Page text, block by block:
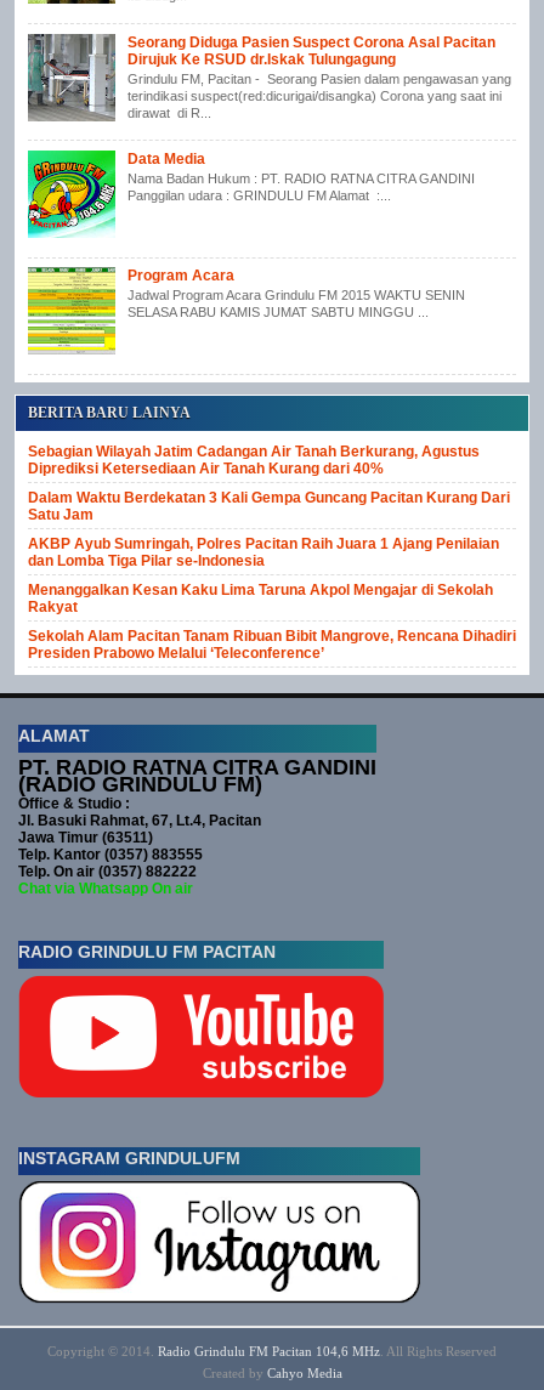
Seorang Diduga Pasien Suspect Corona Asal Pacitan
Dirujuk Ke RSUD dr.Iskak Tulungagung
Grindulu FM, Pacitan - Seorang Pasien dalam pengawasan yang
terindikasi suspect(red:dicurigai/disangka) Corona yang saat ini
dirawat di R...
Data Media
Nama Badan Hukum : PT. RADIO RATNA CITRA GANDINI
Panggilan udara : GRINDULU FM Alamat :...
Program Acara
Jadwal Program Acara Grindulu FM 2015 WAKTU SENIN
SELASA RABU KAMIS JUMAT SABTU MINGGU ...
BERITA BARU LAINYA
Sebagian Wilayah Jatim Cadangan Air Tanah Berkurang, Agustus
Diprediksi Ketersediaan Air Tanah Kurang dari 40%
Dalam Waktu Berdekatan 3 Kali Gempa Guncang Pacitan Kurang Dari
Satu Jam
AKBP Ayub Sumringah, Polres Pacitan Raih Juara 1 Ajang Penilaian
dan Lomba Tiga Pilar se-Indonesia
Menanggalkan Kesan Kaku Lima Taruna Akpol Mengajar di Sekolah
Rakyat
Sekolah Alam Pacitan Tanam Ribuan Bibit Mangrove, Rencana Dihadiri
Presiden Prabowo Melalui ‘Teleconference’
ALAMAT
PT. RADIO RATNA CITRA GANDINI
(RADIO GRINDULU FM)
Office & Studio :
Jl. Basuki Rahmat, 67, Lt.4, Pacitan
Jawa Timur (63511)
Telp. Kantor (0357) 883555
Telp. On air (0357) 882222
Chat via Whatsapp On air
RADIO GRINDULU FM PACITAN
INSTAGRAM GRINDULUFM
Copyright © 2014. Radio Grindulu FM Pacitan 104,6 MHz . All Rights Reserved
Created by Cahyo Media